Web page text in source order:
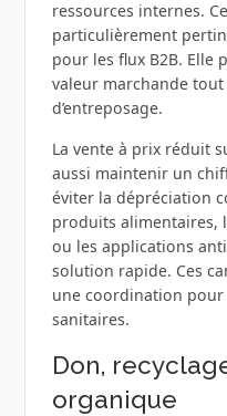
ressources internes.
particulièrement
pour les flux B2B. Elle
valeur marchande
d’entreposage.
La vente à prix réduit
aussi maintenir un
éviter la dépréciation
produits alimentaires,
ou les applications
solution rapide. Ces
une coordination pour
sanitaires.
Don,
organique